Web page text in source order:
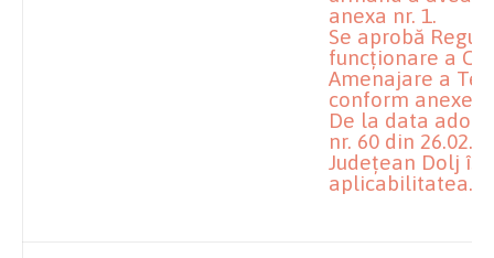
anexa nr. 1.
Se aprobă
funcţionare a
Amenajare a
conform anexei
De la data
nr. 60 din
Judeţean Dolj îşi
aplicabilitatea.